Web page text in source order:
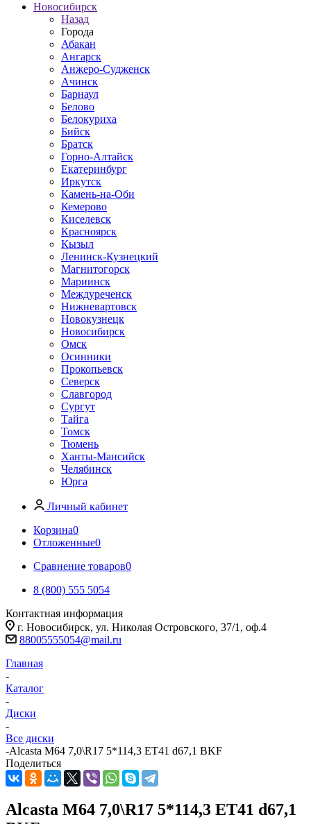
Новосибирск
Назад
Города
Абакан
Ангарск
Анжеро-Судженск
Ачинск
Барнаул
Белово
Белокуриха
Бийск
Братск
Горно-Алтайск
Екатеринбург
Иркутск
Камень-на-Оби
Кемерово
Киселевск
Красноярск
Кызыл
Ленинск-Кузнецкий
Магнитогорск
Мариинск
Междуреченск
Нижневартовск
Новокузнецк
Новосибирск
Омск
Осинники
Прокопьевск
Северск
Славгород
Сургут
Тайга
Томск
Тюмень
Ханты-Мансийск
Челябинск
Юрга
Личный кабинет
Корзина0
Отложенные0
Сравнение товаров0
8 (800) 555 5054
Контактная информация
г. Новосибирск, ул. Николая Островского, 37/1, оф.4
88005555054@mail.ru
Главная
-
Каталог
-
Диски
-
Все диски
-Alcasta M64 7,0\R17 5*114,3 ET41 d67,1 BKF
Поделиться
Alcasta M64 7,0\R17 5*114,3 ET41 d67,1